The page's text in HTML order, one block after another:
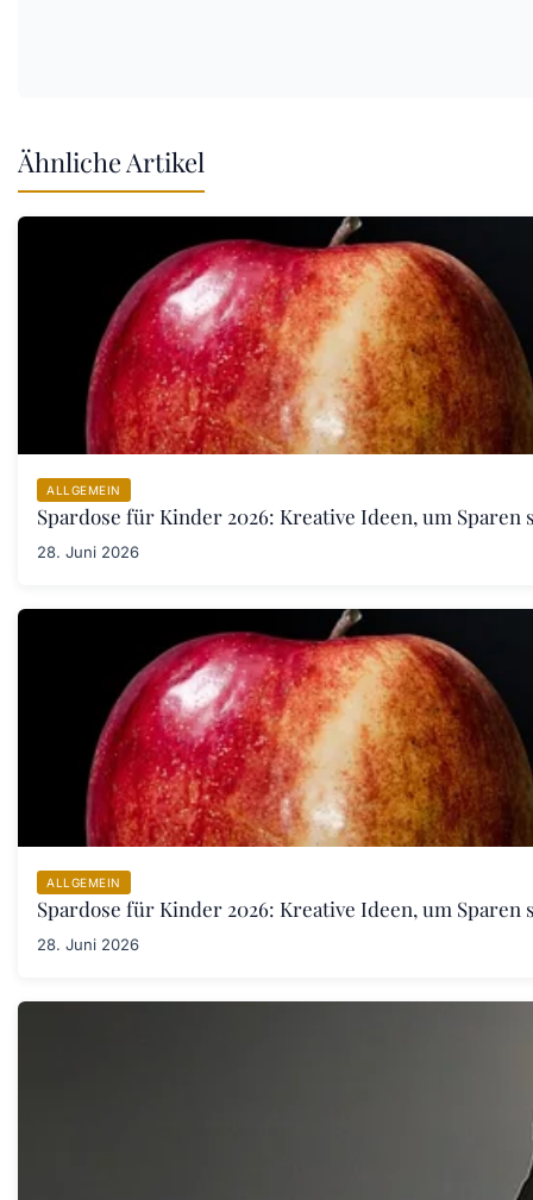
Ähnliche Artikel
ALLGEMEIN
Spardose für Kinder 2026: Kreative Ideen, um
28. Juni 2026
ALLGEMEIN
Spardose für Kinder 2026: Kreative Ideen, um
28. Juni 2026